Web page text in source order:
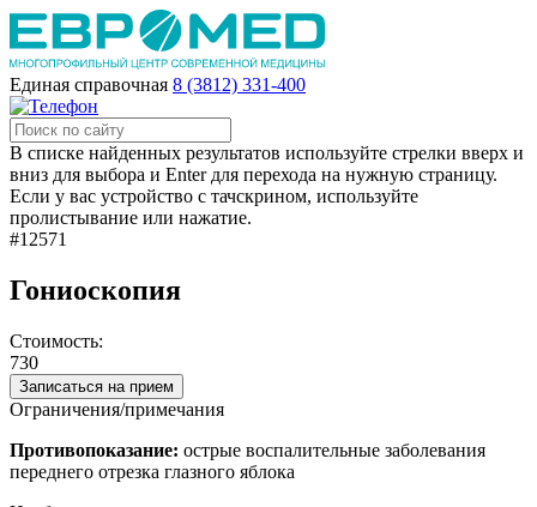
Единая справочная 8 (3812) 331-400
В списке найденных результатов используйте стрелки вверх и
вниз для выбора и Enter для перехода на нужную страницу.
Если у вас устройство с тачскрином, используйте
пролистывание или нажатие.
#12571
Гониоскопия
Стоимость:
730
Записаться на прием
Ограничения/примечания
Противопоказание: острые воспалительные заболевания
переднего отрезка глазного яблока